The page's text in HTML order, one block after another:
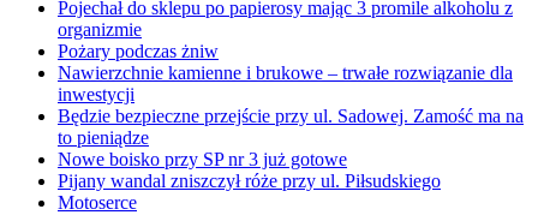
Pojechał do sklepu po papierosy mając 3 promile alkoholu z
organizmie
Pożary podczas żniw
Nawierzchnie kamienne i brukowe – trwałe rozwiązanie dla
inwestycji
Będzie bezpieczne przejście przy ul. Sadowej. Zamość ma na
to pieniądze
Nowe boisko przy SP nr 3 już gotowe
Pijany wandal zniszczył róże przy ul. Piłsudskiego
Motoserce